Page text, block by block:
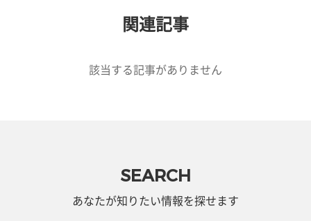
関連記事
該当する記事がありません
SEARCH
あなたが知りたい情報を探せます